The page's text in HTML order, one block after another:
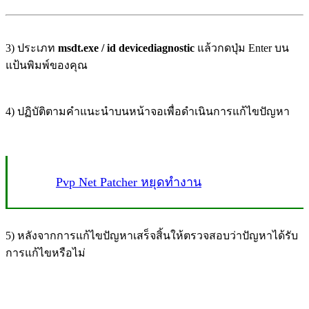
3) ประเภท msdt.exe / id devicediagnostic แล้วกดปุ่ม Enter บน
แป้นพิมพ์ของคุณ
4) ปฏิบัติตามคำแนะนำบนหน้าจอเพื่อดำเนินการแก้ไขปัญหา
Pvp Net Patcher หยุดทำงาน
5) หลังจากการแก้ไขปัญหาเสร็จสิ้นให้ตรวจสอบว่าปัญหาได้รับ
การแก้ไขหรือไม่